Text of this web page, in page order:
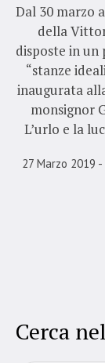
Dal 30 marzo
della
disposte in un
“stanze
inaugurata
monsignor
L’urlo e la
27 Marzo 2019
Cerca